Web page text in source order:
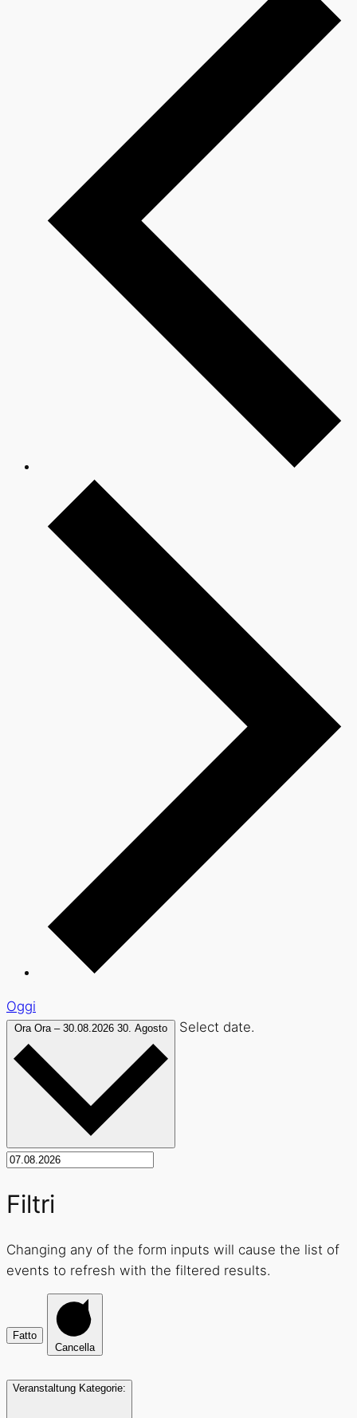
Oggi
Ora Ora – 30.08.2026 30. Agosto Select date.
Filtri
Changing any of the form inputs will cause the list of
events to refresh with the filtered results.
Fatto
Cancella
Veranstaltung Kategorie: